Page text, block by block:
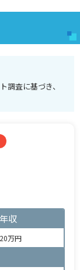
調査に基づき、
年収
万円